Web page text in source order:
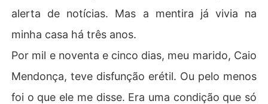
alerta de notícias. Mas a mentira já vivia na
minha casa há três anos.
Por mil e noventa e cinco dias, meu marido, Caio
Mendonça, teve disfunção erétil. Ou pelo menos
foi o que ele me disse. Era uma condição que só